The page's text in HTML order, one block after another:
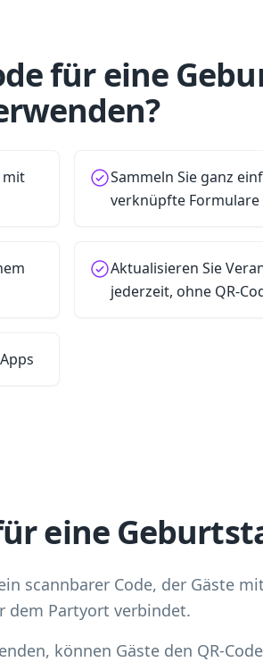
für eine
mit
Sammeln Sie ganz
verknüpfte Formulare
Aktualisieren Sie
jederzeit, ohne QR-
eine
scannbarer Code, der Gäste
dem Partyort verbindet.
können Gäste den QR-